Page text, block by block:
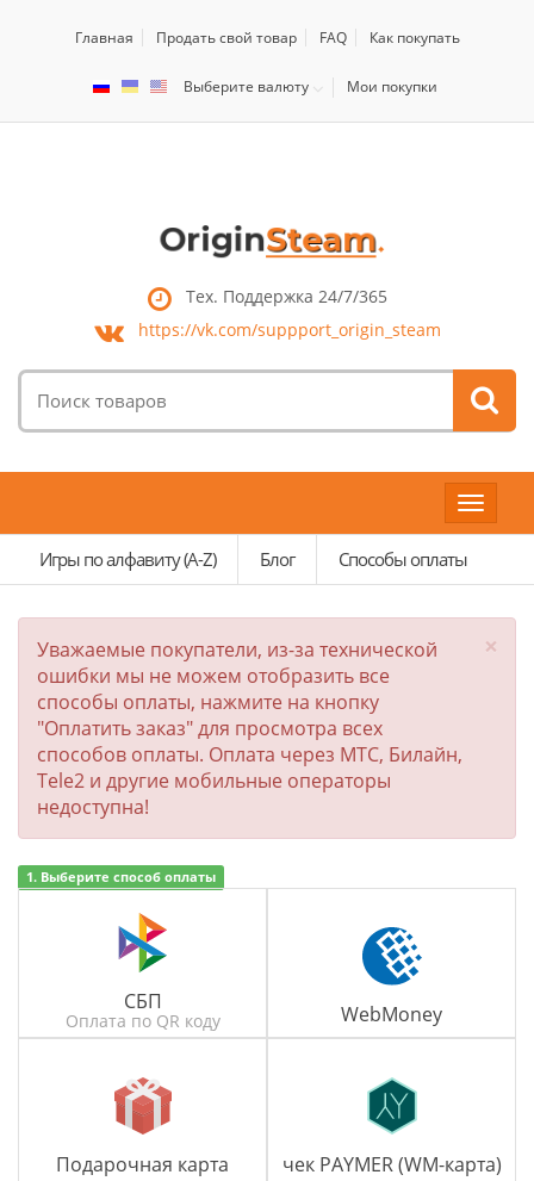
Главная Продать свой товар FAQ Как покупать
Выберите валюту Мои покупки
Тех. Поддержка 24/7/365
https://vk.com/suppport_origin_steam
товаров:
Toggle
Игры по алфавиту (A-Z)
Блог Способы оплаты
×
Уважаемые покупатели, из-за технической
ошибки мы не можем отобразить все
способы оплаты, нажмите на кнопку
"Оплатить заказ" для просмотра всех
способов оплаты. Оплата через МТС, Билайн,
Tele2 и другие мобильные операторы
недоступна!
1. Выберите способ оплаты
СБП
Оплата по QR коду WebMoney
Подарочная карта чек PAYMER (WM-карта)